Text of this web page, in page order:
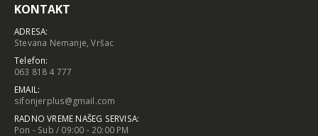
KONTAKT
ADRESA:
Stevana Nemanje, Vršac
Telefon:
063 818 4 777
EMAIL:
sifonjerplus@gmail.com
RADNO VREME NAŠEG SERVISA:
Pon - Sub / 09:00 - 20:00 PM